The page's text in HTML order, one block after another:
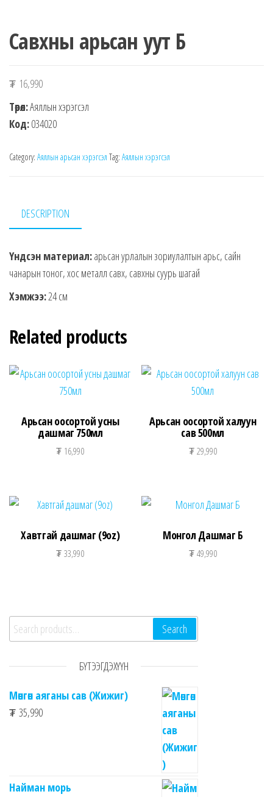
Савхны арьсан уут Б
₮ 16,990
Төрөл:Аяллын хэрэгсэл
Код:034020
Category: Аяллын арьсан хэрэгсэл Tag: Аяллын хэрэгсэл
DESCRIPTION
Үндсэн материал:арьсан урлалын зориулалтын арьс, сайн
чанарын тоног, хос металл савх, савхны суурь шагай
Хэмжээ:24 см
Related products
Арьсан оосортой усны
дашмаг 750мл
₮ 16,990
Арьсан оосортой халуун
сав 500мл
₮29,990
Хавтгай дашмаг (9oz)
₮33,990
Монгол Дашмаг Б
₮49,990
Search for: Search
БҮТЭЭГДЭХҮҮН
Мөнгөн аяганы сав (Жижиг)
₮ 35,990
Найман морь